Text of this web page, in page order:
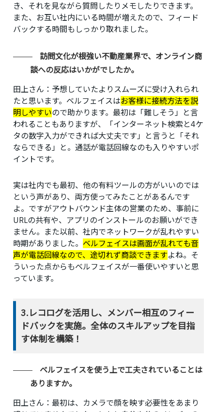
き、それを見ながら質問したりメモしたりできます。
また、お互い社内にいる時間が増えたので、フィード
バックする時間もしっかり取れました。
訪問文化が根強い不動産業界で、オンライン商
談への反応はいかがでしたか。
田上さん ：予想していたよりスムーズに受け入れられ
たと思います。ベルフェイスはお客様に接続方法を説
明しやすいので助かります。最初は「難しそう」と言
われることもありますが、「インターネット検索と4ケ
タの数字入力ができれば大丈夫です」と言うと「それ
ならできる」と。通話が電話回線なのも入りやすいポ
イントです。
実は社内でも最初、他の有料ツールの方がいいのでは
という声があり、両方使ってみたことがあるんです
よ。ですがアウトバウンド主体の営業のため、事前に
URLの共有や、アプリのインストールのお願いができ
ません。また以前、社内でネットワークが乱れやすい
時期がありました。 ベルフェイスは画面が乱れても音
声が電話回線なので、途切れず商談できますよね。そ
ういった点からもベルフェイスが一番使いやすいと思
っています。
3.レコログを活用し、メンバー相互のフィー
ドバックを実施。全体のスキルアップを目指
す体制を構築！
ベルフェイスを使う上で工夫されていることは
ありますか。
田上さん ：最初は、カメラで顔を映す必要性をあまり